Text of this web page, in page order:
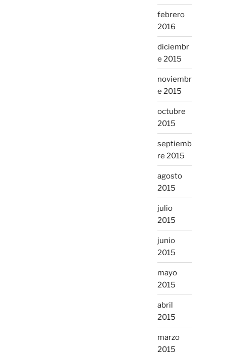
febrero
2016
diciembr
e 2015
noviembr
e 2015
octubre
2015
septiemb
re 2015
agosto
2015
julio
2015
junio
2015
mayo
2015
abril
2015
marzo
2015